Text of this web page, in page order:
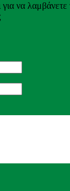
να λαμβάνετε